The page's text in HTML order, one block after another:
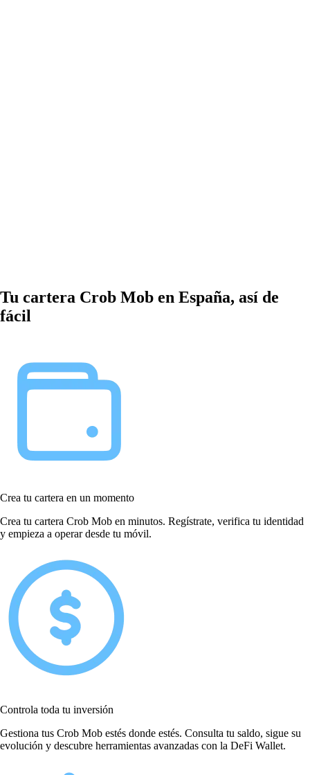
Tu cartera Crob Mob en España, así de
fácil
Crea tu cartera en un momento
Crea tu cartera Crob Mob en minutos. Regístrate, verifica tu identidad
y empieza a operar desde tu móvil.
Controla toda tu inversión
Gestiona tus Crob Mob estés donde estés. Consulta tu saldo, sigue su
evolución y descubre herramientas avanzadas con la DeFi Wallet.